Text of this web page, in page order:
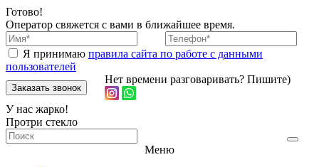
Готово!
Оператор свяжется с вами в ближайшее время.
Я принимаю правила сайта по работе с данными
пользователей
Нет времени разговаривать? Пишите)
У нас жарко!
Протри стекло
Меню